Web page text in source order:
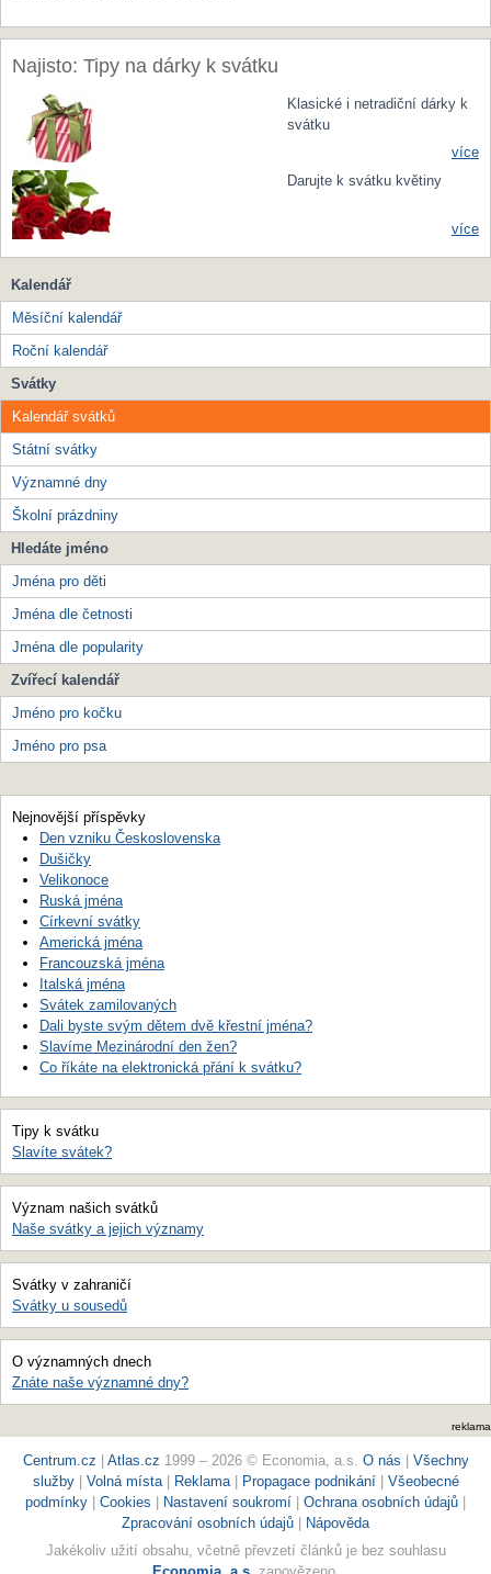
Najisto: Tipy na dárky k svátku
Klasické i netradiční dárky k
svátku
více
Darujte k svátku květiny
více
Kalendář
Měsíční kalendář
Roční kalendář
Svátky
Kalendář svátků
Státní svátky
Významné dny
Školní prázdniny
Hledáte jméno
Jména pro děti
Jména dle četnosti
Jména dle popularity
Zvířecí kalendář
Jméno pro kočku
Jméno pro psa
Nejnovější příspěvky
Den vzniku Československa
Dušičky
Velikonoce
Ruská jména
Církevní svátky
Americká jména
Francouzská jména
Italská jména
Svátek zamilovaných
Dali byste svým dětem dvě křestní jména?
Slavíme Mezinárodní den žen?
Co říkáte na elektronická přání k svátku?
Tipy k svátku
Slavíte svátek?
Význam našich svátků
Naše svátky a jejich významy
Svátky v zahraničí
Svátky u sousedů
O významných dnech
Znáte naše významné dny?
reklama
Centrum.cz | Atlas.cz 1999 – 2026 © Economia, a.s. O nás | Všechny
služby | Volná místa| Reklama | Propagace podnikání| Všeobecné
podmínky | Cookies | Nastavení soukromí | Ochrana osobních údajů |
Zpracování osobních údajů | Nápověda
Jakékoliv užití obsahu, včetně převzetí článků je bez souhlasu